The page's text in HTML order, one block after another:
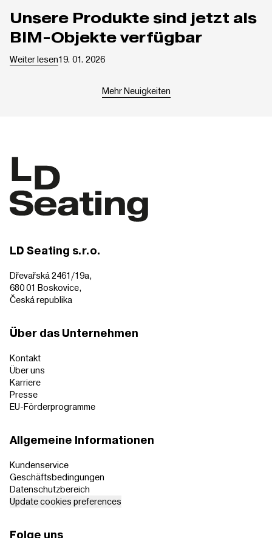
Unsere Produkte sind jetzt als
BIM-Objekte verfügbar
Weiter lesen19. 01. 2026
Mehr Neuigkeiten
LD Seating s.r.o.
Dřevařská 2461/19a,
680 01 Boskovice,
Česká republika
Über das Unternehmen
Kontakt
Über uns
Karriere
Presse
EU-Förderprogramme
Allgemeine Informationen
Kundenservice
Geschäftsbedingungen
Datenschutzbereich
Update cookies preferences
Folge uns